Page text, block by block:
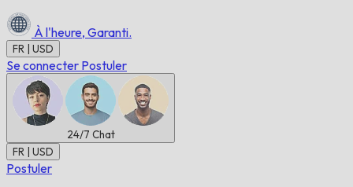
À l'heure, Garanti.
FR | USD
Se connecter Postuler
24/7 Chat
FR | USD
Postuler